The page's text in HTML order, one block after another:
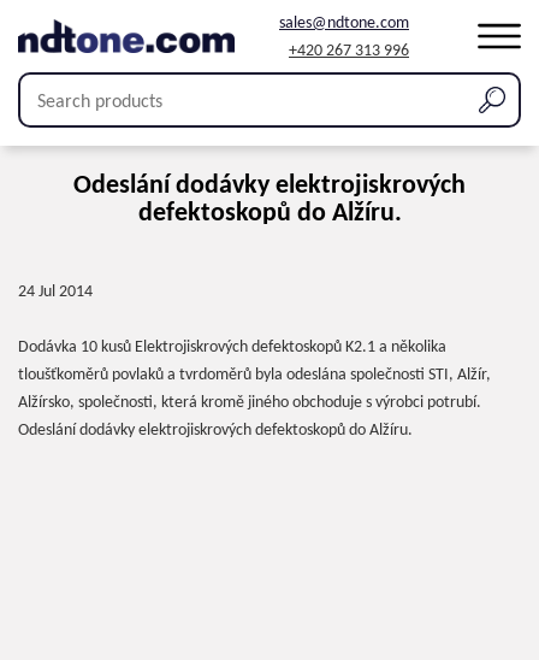
sales@ndtone.com
+420 267 313 996
Odeslání dodávky elektrojiskrových
defektoskopů do Alžíru.
24 Jul 2014
Dodávka 10 kusů Elektrojiskrových defektoskopů K2.1 a několika
tloušťkoměrů povlaků a tvrdoměrů byla odeslána společnosti STI, Alžír,
Alžírsko, společnosti, která kromě jiného obchoduje s výrobci potrubí.
Odeslání dodávky elektrojiskrových defektoskopů do Alžíru.